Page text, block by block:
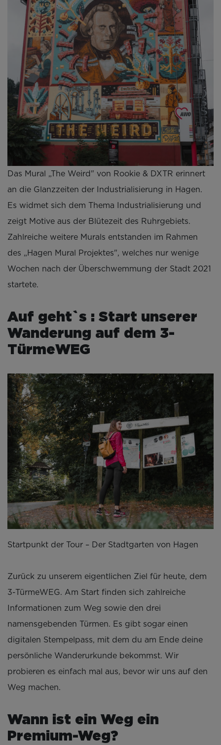
Das Mural „The Weird" von Rookie & DXTR erinnert
an die Glanzzeiten der Industrialisierung in Hagen.
Es widmet sich dem Thema Industrialisierung und
zeigt Motive aus der Blütezeit des Ruhrgebiets.
Zahlreiche weitere Murals entstanden im Rahmen
des „Hagen Mural Projektes", welches nur wenige
Wochen nach der Überschwemmung der Stadt 2021
startete.
Auf geht`s : Start unserer
Wanderung auf dem 3-
TürmeWEG
Startpunkt der Tour – Der Stadtgarten von Hagen
Zurück zu unserem eigentlichen Ziel für heute, dem
3-TürmeWEG. Am Start finden sich zahlreiche
Informationen zum Weg sowie den drei
namensgebenden Türmen. Es gibt sogar einen
digitalen Stempelpass, mit dem du am Ende deine
persönliche Wanderurkunde bekommst. Wir
probieren es einfach mal aus, bevor wir uns auf den
Weg machen.
Wann ist ein Weg ein
Premium-Weg?